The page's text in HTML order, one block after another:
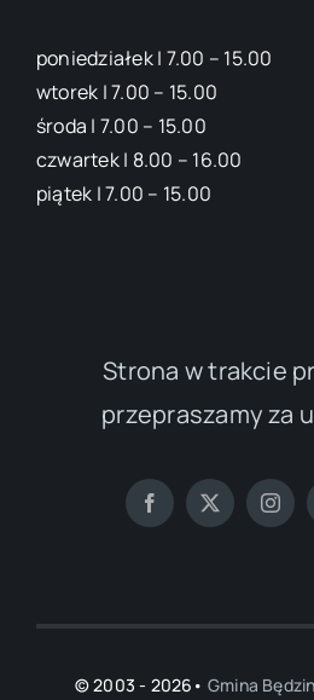
poniedziałek | 7.00 – 15.00
wtorek | 7.00 – 15.00
środa | 7.00 – 15.00
czwartek | 8.00 – 16.00
piątek | 7.00 – 15.00
Strona w trakcie
przepraszamy za
© 2003 - 2026• Gmina